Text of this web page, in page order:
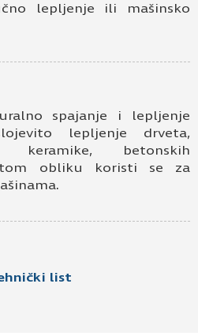
lepljenje ili mašinsko
spajanje i lepljenje
lepljenje drveta,
keramike, betonskih
obliku koristi se za
list